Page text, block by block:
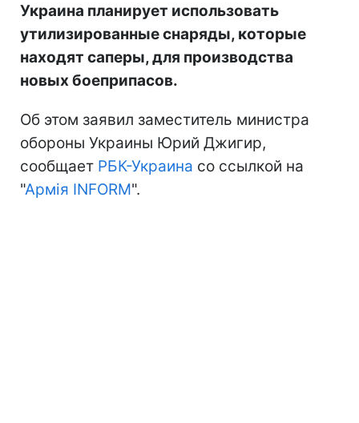
Украина планирует использовать
утилизированные снаряды, которые
находят саперы, для производства
новых боеприпасов.
Об этом заявил заместитель министра
обороны Украины Юрий Джигир,
сообщает РБК-Украина со ссылкой на
"Армія INFORM".